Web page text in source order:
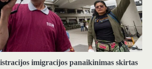
imigracijos panaikinimas skirtas